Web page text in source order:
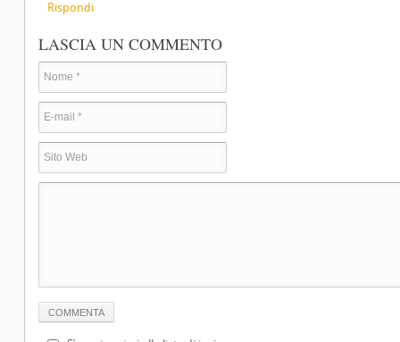
Rispondi
LASCIA UN COMMENTO